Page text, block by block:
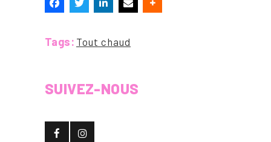
Tags: Tout chaud
SUIVEZ-NOUS